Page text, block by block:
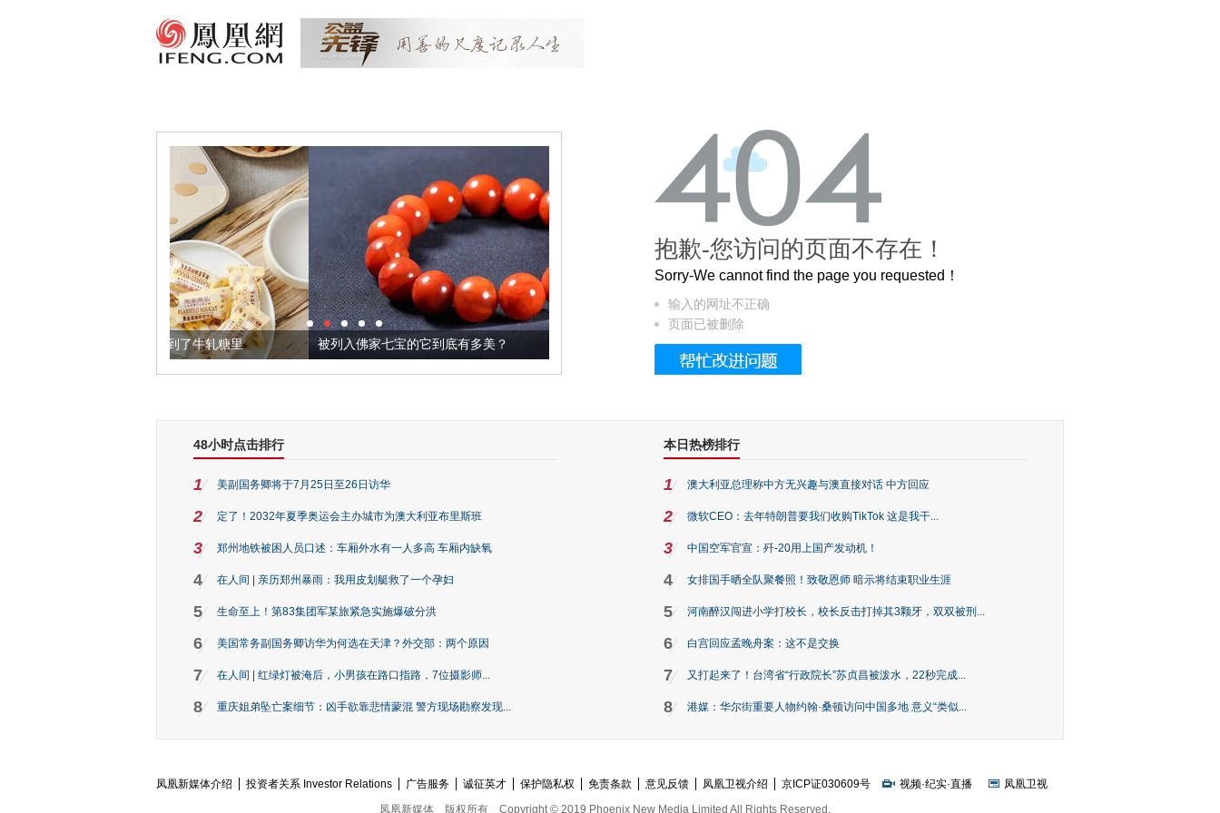
被列入佛家七宝的它到底有多美？ 这个3.2米的长卷，还原了600岁的紫禁城
抱歉-您访问的页面不存在！
Sorry-We cannot find the page you requested！
输入的网址不正确
页面已被删除
48小时点击排行
1 美副国务卿将于7月25日至26日访华
2 定了！2032年夏季奥运会主办城市为澳大利亚布里斯班
3 郑州地铁被困人员口述：车厢外水有一人多高 车厢内缺氧
4 在人间 | 亲历郑州暴雨：我用皮划艇救了一个孕妇
5 生命至上！第83集团军某旅紧急实施爆破分洪
6 美国常务副国务卿访华为何选在天津？外交部：两个原因
7 在人间 | 红绿灯被淹后，小男孩在路口指路，7位摄影师...
8 重庆姐弟坠亡案细节：凶手欲靠悲情蒙混 警方现场勘察发现...
本日热榜排行
1 澳大利亚总理称中方无兴趣与澳直接对话 中方回应
2 微软CEO：去年特朗普要我们收购TikTok 这是我干...
3 中国空军官宣：歼-20用上国产发动机！
4 女排国手晒全队聚餐照！致敬恩师 暗示将结束职业生涯
5 河南醉汉闯进小学打校长，校长反击打掉其3颗牙，双双被刑...
6 白宫回应孟晚舟案：这不是交换
7 又打起来了！台湾省“行政院长”苏贞昌被泼水，22秒完成...
8 港媒：华尔街重要人物约翰·桑顿访问中国多地 意义“类似...
凤凰新媒体介绍 投资者关系 Investor Relations 广告服务 诚征英才 保护隐私权 免责条款 意见反馈 凤凰卫视介绍 京ICP证030609号 视频·纪实·直播
凤凰卫视
凤凰新媒体
版权所有 Copyright © 2019 Phoenix New Media Limited All Rights Reserved.